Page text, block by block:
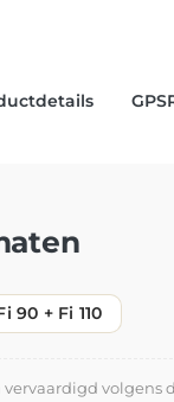
90 + Fi 110
volgens